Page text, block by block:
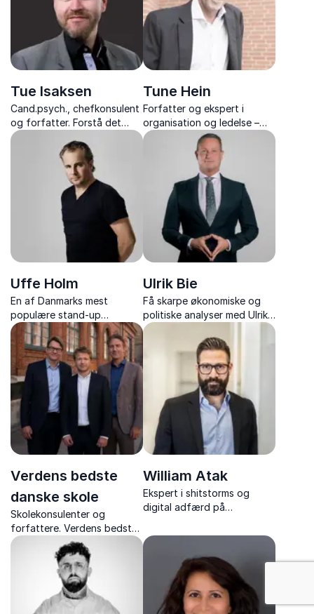
Tue Isaksen
Cand.psych., chefkonsulent
og forfatter. Forstå det
biologiske perspektiv på
stress, ledelse og
forandringer med Tue
Tune Hein
Forfatter og ekspert i
organisation og ledelse –
kendt for sine
tankevækkende foredrag
og stærke budskaber med
konkrete værktøjer til
forandring.
Uffe Holm
En af Danmarks mest
populære stand-up
komikere – med foredrag,
der kombinerer humor og
hverdagens vigtige
budskaber om service og
arbejdsglæde
Ulrik Bie
Få skarpe økonomiske og
politiske analyser med Ulrik
Bie – økonomisk redaktør på
Berlingske og tidl.
cheføkonom.
Verdens bedste
danske skole
Skolekonsulenter og
forfattere. Verdens bedste
danske skole leverer
praksisnære, involverende
foredrag med humor og
debat – direkte fra
skolernes virkelighed.
William Atak
Ekspert i shitstorms og
digital adfærd på
værktøjer til at beskytte
jeres omdømme og navigere
i digitale kriser.